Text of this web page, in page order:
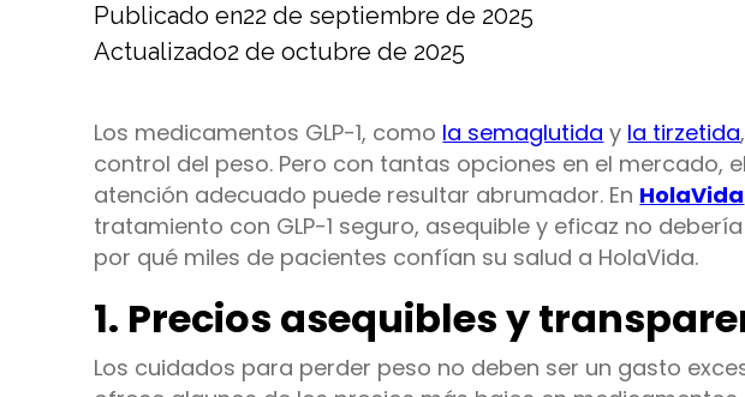
Publicado en22 de septiembre de 2025
Actualizado2 de octubre de 2025
Los medicamentos GLP-1, como la semaglutida y la tirzetida
control del peso. Pero con tantas opciones en el mercado,
atención adecuado puede resultar abrumador. En HolaVida
tratamiento con GLP-1 seguro, asequible y eficaz no
por qué miles de pacientes confían su salud a HolaVida.
1. Precios asequibles y
Los cuidados para perder peso no deben ser un gasto